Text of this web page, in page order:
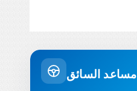
مساعد السائق